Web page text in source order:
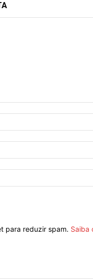
para reduzir spam. Saiba